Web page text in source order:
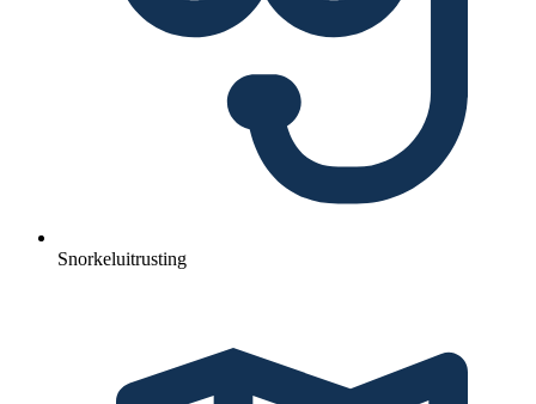
Snorkeluitrusting